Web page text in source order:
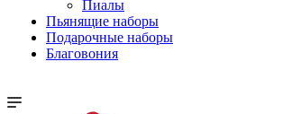
Пиалы
Пьянящие наборы
Подарочные наборы
Благовония